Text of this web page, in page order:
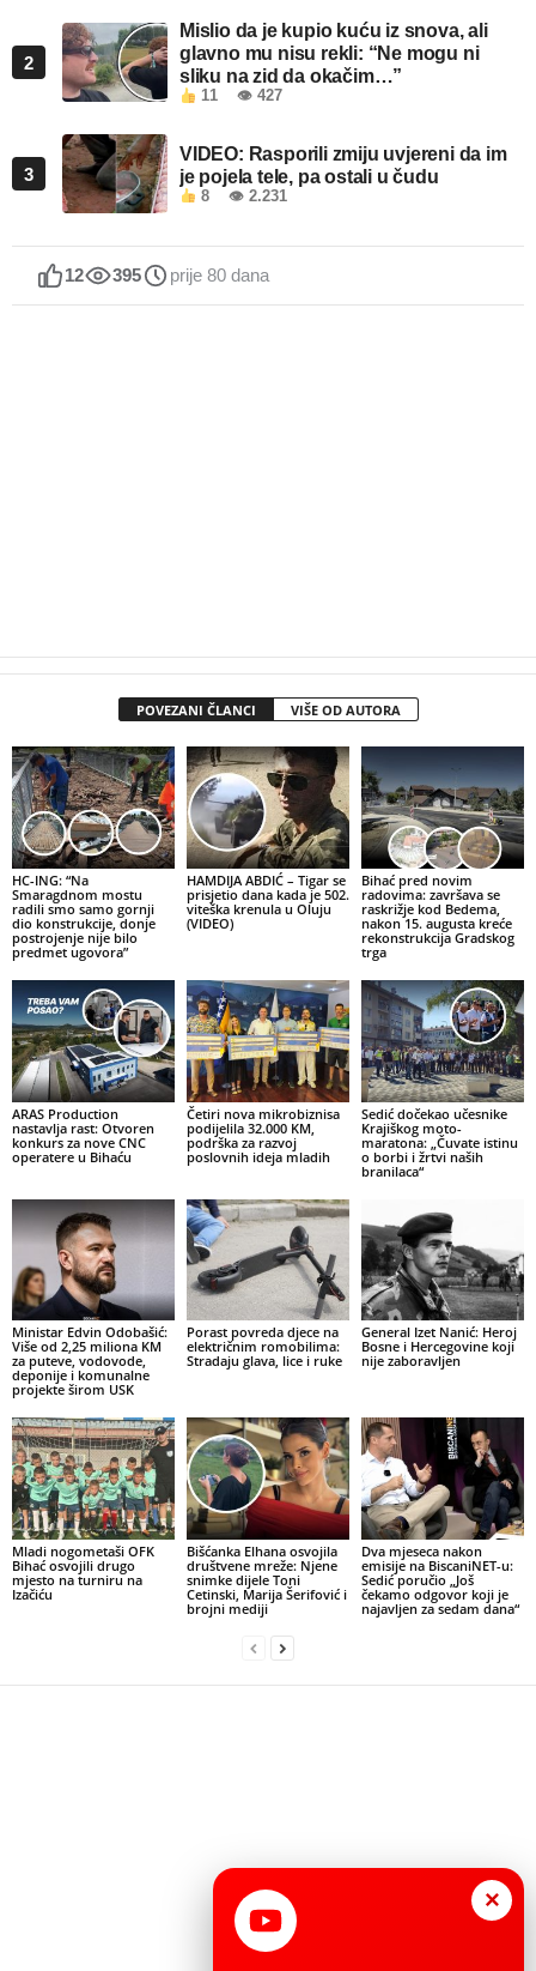
2
Mislio da je kupio kuću iz snova, ali
glavno mu nisu rekli: “Ne mogu ni
sliku na zid da okačim…”
11 👁 427
3
VIDEO: Rasporili zmiju uvjereni da im
je pojela tele, pa ostali u čudu
8 👁 2.231
12 395 prije 80 dana
POVEZANI ČLANCI VIŠE OD AUTORA
HC-ING: “Na
Smaragdnom mostu
radili smo samo gornji
dio konstrukcije, donje
postrojenje nije bilo
predmet ugovora”
HAMDIJA ABDIĆ – Tigar se
prisjetio dana kada je 502.
viteška krenula u Oluju
(VIDEO)
Bihać pred novim
radovima: završava se
raskrižje kod Bedema,
nakon 15. augusta kreće
rekonstrukcija Gradskog
trga
ARAS Production
nastavlja rast: Otvoren
konkurs za nove CNC
operatere u Bihaću
Četiri nova mikrobiznisa
podijelila 32.000 KM,
podrška za razvoj
poslovnih ideja mladih
Sedić dočekao učesnike
Krajiškog moto-
maratona: „Čuvate istinu
o borbi i žrtvi naših
branilaca“
Ministar Edvin Odobašić:
Više od 2,25 miliona KM
za puteve, vodovode,
deponije i komunalne
projekte širom USK
Porast povreda djece na
električnim romobilima:
Stradaju glava, lice i ruke
General Izet Nanić: Heroj
Bosne i Hercegovine koji
nije zaboravljen
Mladi nogometaši OFK
Bihać osvojili drugo
mjesto na turniru na
Izačiću
Bišćanka Elhana osvojila
društvene mreže: Njene
snimke dijele Toni
Cetinski, Marija Šerifović i
brojni mediji
Dva mjeseca nakon
emisije na BiscaniNET-u:
Sedić poručio „Još
čekamo odgovor koji je
najavljen za sedam dana“
×